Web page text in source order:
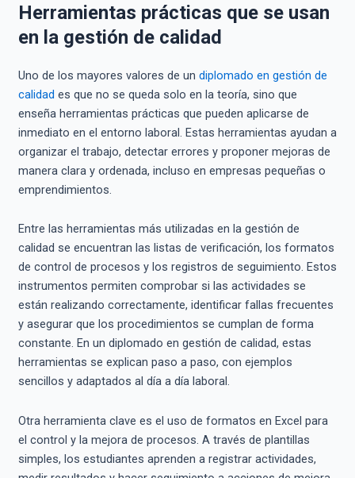
Herramientas prácticas que se usan
en la gestión de calidad
Uno de los mayores valores de un diplomado en gestión de
calidad es que no se queda solo en la teoría, sino que
enseña herramientas prácticas que pueden aplicarse de
inmediato en el entorno laboral. Estas herramientas ayudan a
organizar el trabajo, detectar errores y proponer mejoras de
manera clara y ordenada, incluso en empresas pequeñas o
emprendimientos.
Entre las herramientas más utilizadas en la gestión de
calidad se encuentran las listas de verificación, los formatos
de control de procesos y los registros de seguimiento. Estos
instrumentos permiten comprobar si las actividades se
están realizando correctamente, identificar fallas frecuentes
y asegurar que los procedimientos se cumplan de forma
constante. En un diplomado en gestión de calidad, estas
herramientas se explican paso a paso, con ejemplos
sencillos y adaptados al día a día laboral.
Otra herramienta clave es el uso de formatos en Excel para
el control y la mejora de procesos. A través de plantillas
simples, los estudiantes aprenden a registrar actividades,